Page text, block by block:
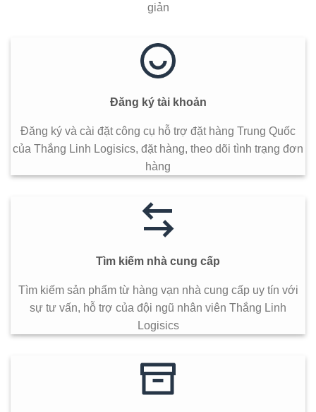
giản
Đăng ký tài khoản
Đăng ký và cài đặt công cụ hỗ trợ đặt hàng Trung Quốc
của Thắng Linh Logisics, đặt hàng, theo dõi tình trạng đơn
hàng
Tìm kiếm nhà cung cấp
Tìm kiếm sản phẩm từ hàng vạn nhà cung cấp uy tín với
sự tư vấn, hỗ trợ của đội ngũ nhân viên Thắng Linh
Logisics